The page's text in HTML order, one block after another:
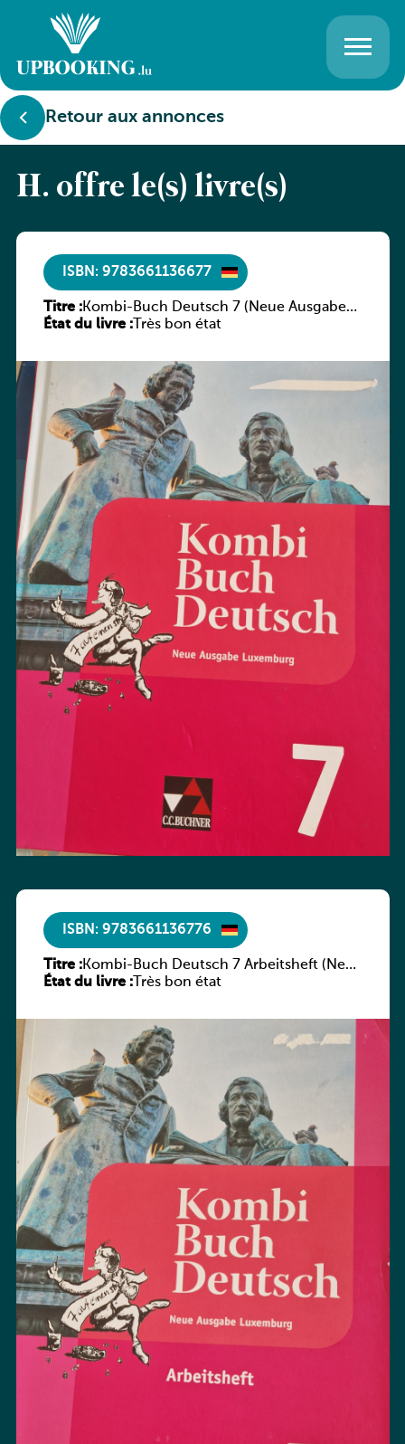
Retour aux annonces
H. offre le(s) livre(s)
ISBN: 9783661136677
Titre :Kombi-Buch Deutsch 7 (Neue Ausgabe
Luxemburg)
État du livre :Très bon état
ISBN: 9783661136776
Titre :Kombi-Buch Deutsch 7 Arbeitsheft (Neue
Ausgabe Luxemburg)
État du livre :Très bon état